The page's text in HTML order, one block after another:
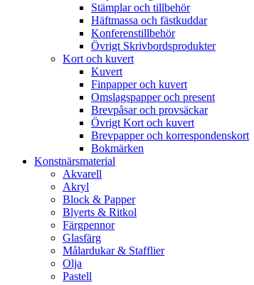
Stämplar och tillbehör
Häftmassa och fästkuddar
Konferenstillbehör
Övrigt Skrivbordsprodukter
Kort och kuvert
Kuvert
Finpapper och kuvert
Omslagspapper och present
Brevpåsar och provsäckar
Övrigt Kort och kuvert
Brevpapper och korrespondenskort
Bokmärken
Konstnärsmaterial
Akvarell
Akryl
Block & Papper
Blyerts & Ritkol
Färgpennor
Glasfärg
Målardukar & Stafflier
Olja
Pastell